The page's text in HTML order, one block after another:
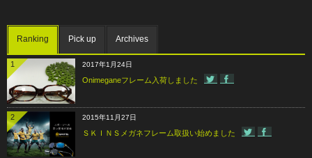
Ranking Pick up Archives
1 2017年1月24日
Onimeganeフレーム入荷しました
2 2015年11月27日
ＳＫＩＮＳメガネフレーム取扱い始めました